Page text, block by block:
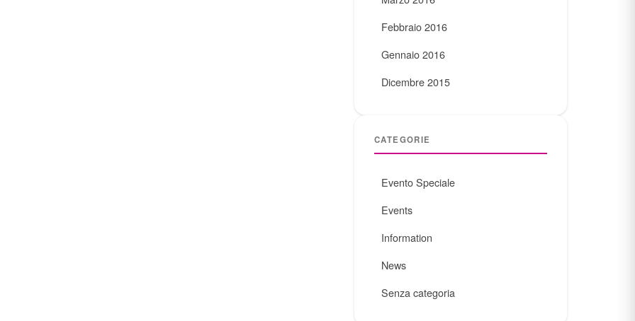
Febbraio 2016
Gennaio 2016
Dicembre 2015
CATEGORIE
Evento Speciale
Events
Information
News
Senza categoria